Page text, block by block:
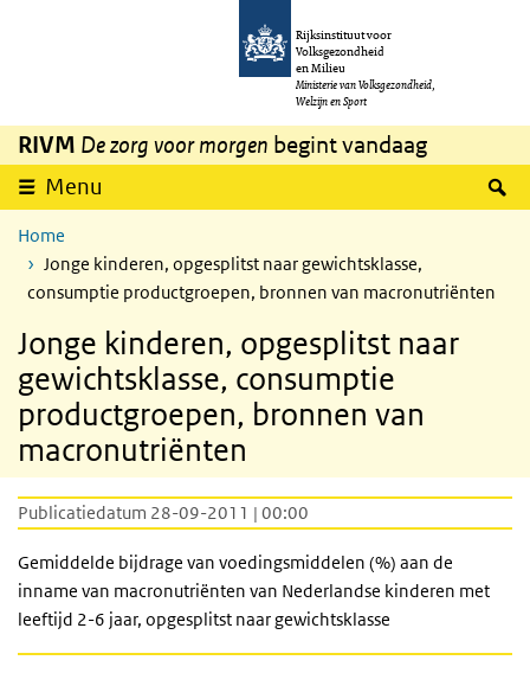
Overslaan en naar de inhoud gaan
Rijksinstituut voor
Volksgezondheid
en Milieu
Ministerie van Volksgezondheid,
Welzijn en Sport
RIVM De zorg voor morgen begint vandaag
Menu
Home
Jonge kinderen, opgesplitst naar gewichtsklasse,
consumptie productgroepen, bronnen van macronutriënten
Jonge kinderen, opgesplitst naar
gewichtsklasse, consumptie
productgroepen, bronnen van
macronutriënten
Publicatiedatum 28-09-2011 | 00:00
Gemiddelde bijdrage van voedingsmiddelen (%) aan de
inname van macronutriënten van Nederlandse kinderen met
leeftijd 2-6 jaar, opgesplitst naar gewichtsklasse